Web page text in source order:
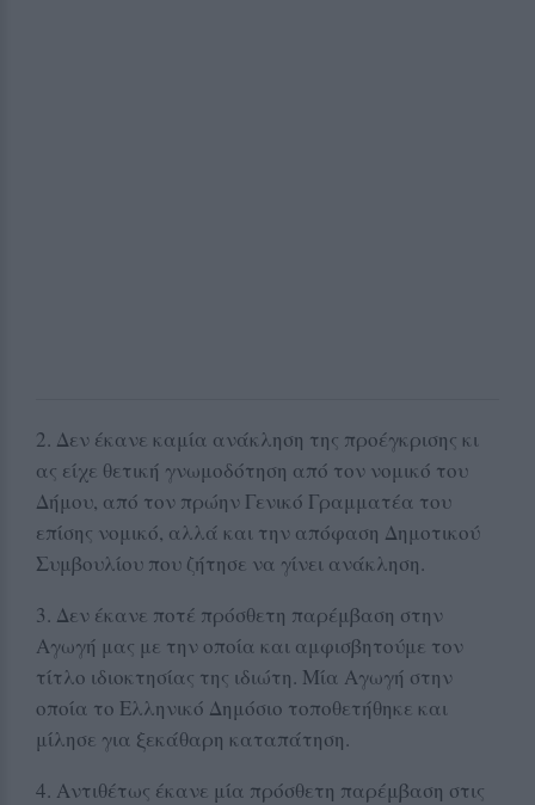
2. Δεν έκανε καμία ανάκληση της προέγκρισης κι
ας είχε θετική γνωμοδότηση από τον νομικό του
Δήμου, από τον πρώην Γενικό Γραμματέα του
επίσης νομικό, αλλά και την απόφαση Δημοτικού
Συμβουλίου που ζήτησε να γίνει ανάκληση.
3. Δεν έκανε ποτέ πρόσθετη παρέμβαση στην
Αγωγή μας με την οποία και αμφισβητούμε τον
τίτλο ιδιοκτησίας της ιδιώτη. Μία Αγωγή στην
οποία το Ελληνικό Δημόσιο τοποθετήθηκε και
μίλησε για ξεκάθαρη καταπάτηση.
4. Αντιθέτως έκανε μία πρόσθετη παρέμβαση στις